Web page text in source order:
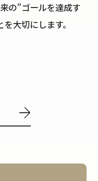
の”ゴールを達成す
大切にします。